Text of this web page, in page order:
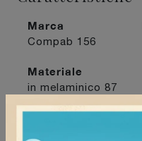
Marca
Compab 156
Materiale
in melaminico 87